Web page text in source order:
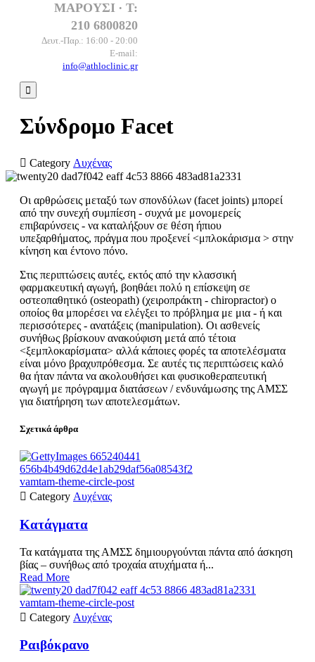
ΜΑΡΟΥΣΙ ∙ T:
210 6800820
Δευτ.-Παρ.: 16:00 - 20:00
E-mail:
info@athloclinic.gr

Σύνδρομο Facet
 Category Αυχένας
Οι αρθρώσεις μεταξύ των σπονδύλων (facet joints) μπορεί
από την συνεχή συμπίεση - συχνά με μονομερείς
επιβαρύνσεις - να καταλήξουν σε θέση ήπιου
υπεξαρθήματος, πράγμα που προξενεί <μπλοκάρισμα > στην
κίνηση και έντονο πόνο.
Στις περιπτώσεις αυτές, εκτός από την κλασσική
φαρμακευτική αγωγή, βοηθάει πολύ η επίσκεψη σε
οστεοπαθητικό (osteopath) (χειροπράκτη - chiropractor) ο
οποίος θα μπορέσει να ελέγξει το πρόβλημα με μια - ή και
περισσότερες - ανατάξεις (manipulation). Οι ασθενείς
συνήθως βρίσκουν ανακούφιση μετά από τέτοια
<ξεμπλοκαρίσματα> αλλά κάποιες φορές τα αποτελέσματα
είναι μόνο βραχυπρόθεσμα. Σε αυτές τις περιπτώσεις καλό
θα ήταν πάντα να ακολουθήσει και φυσικοθεραπευτική
αγωγή με πρόγραμμα διατάσεων / ενδυνάμωσης της ΑΜΣΣ
για διατήρηση των αποτελεσμάτων.
Σχετικά άρθρα
vamtam-theme-circle-post
 Category Αυχένας
Κατάγματα
Τα κατάγματα της ΑΜΣΣ δημιουργούνται πάντα από άσκηση
βίας – συνήθως από τροχαία ατυχήματα ή...
Read More
vamtam-theme-circle-post
 Category Αυχένας
Ραιβόκρανο